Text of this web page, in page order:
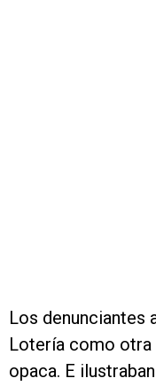
Los denunciantes
Lotería como otra
opaca. E